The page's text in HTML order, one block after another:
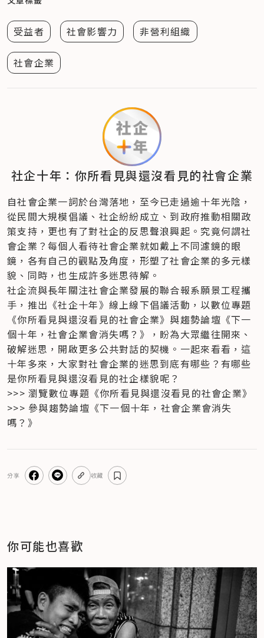
受益者 社會影響力 非營利組織
社會企業
社企十年：你所看見與還沒看見的社會企業
自社會企業一詞於台灣落地，至今已走過逾十年光陰，
從民間大規模倡議、社企紛紛成立、到政府推動相關政
策支持，更也有了對社企的反思聲浪興起。究竟何謂社
會企業？每個人看待社會企業就如戴上不同濾鏡的眼
鏡，各有自己的觀點及角度，形塑了社會企業的多元樣
貌、同時，也生成許多迷思待解。
社企流與長年關注社會企業發展的聯合報系願景工程攜
手，推出《社企十年》線上線下倡議活動，以數位專題
《你所看見與還沒看見的社會企業》與趨勢論壇《下一
個十年，社會企業會消失嗎？》，盼為大眾繼往開來、
破解迷思，開啟更多公共對話的契機。一起來看看，這
十年多來，大家對社會企業的迷思到底有哪些？有哪些
是你所看見與還沒看見的社企樣貌呢？
>>> 瀏覽數位專題《你所看見與還沒看見的社會企業》
>>> 參與趨勢論壇《下一個十年，社會企業會消失
嗎？》
分享 收藏
你可能也喜歡